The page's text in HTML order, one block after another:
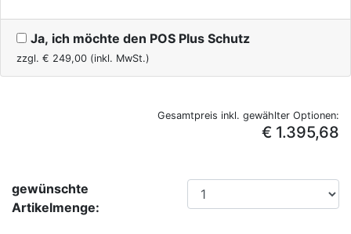
Ja, ich möchte den POS Plus Schutz
zzgl. € 249,00 (inkl. MwSt.)
Gesamtpreis inkl. gewählter Optionen:
€ 1.395,68
gewünschte
Artikelmenge: